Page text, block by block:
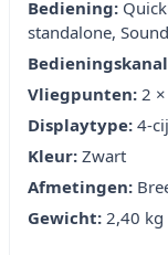
Bediening:
standalone,
Vliegpunten: 2
Displaytype: 4-
Kleur: Zwart
Afmetingen:
Gewicht: 2,40 kg